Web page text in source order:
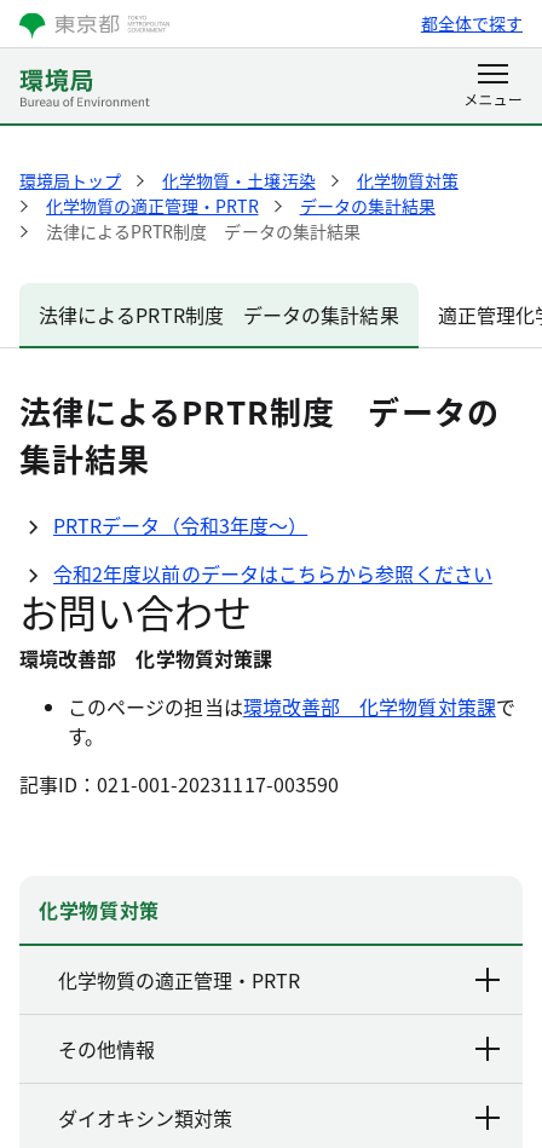
都全体で探す
環境局トップ 化学物質・土壌汚染
化学物質対策
化学物質の適正管理・PRTR
データの集計結果
法律によるPRTR制度 データの集計結果
法律によるPRTR制度 データの集計結果 適正管理
法律によるPRTR制度 データの
集計結果
PRTRデータ（令和3年度～）
令和2年度以前のデータはこちらから参照ください
お問い合わせ
環境改善部 化学物質対策課
このページの担当は環境改善部 化学物質対策課で
す。
記事ID：021-001-20231117-003590
化学物質対策
化学物質の適正管理・PRTR
その他情報
ダイオキシン類対策